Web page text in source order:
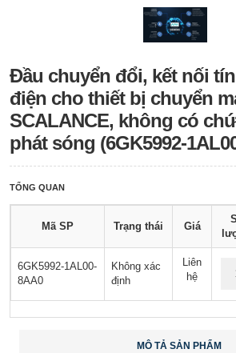
Đầu chuyển đổi, kết nối
điện cho thiết bị chuyển
SCALANCE, không có
phát sóng (6GK5992-
TỔNG QUAN
Mã SP Trạng thái Giá
6GK5992-1AL00-
8AA0
Không xác
định
Liên
hệ
MÔ TẢ SẢN PHẨM